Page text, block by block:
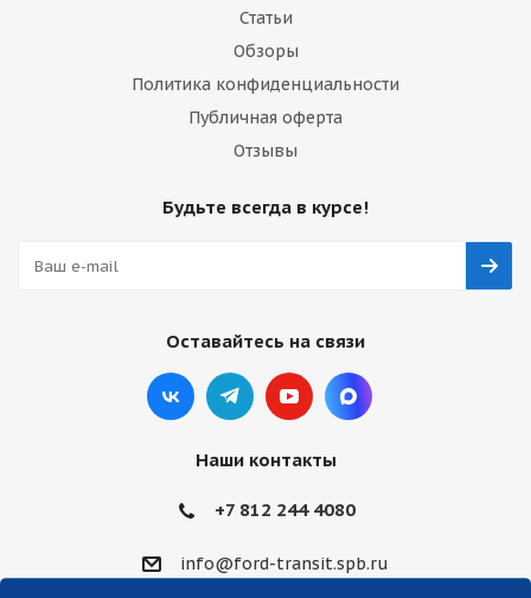
Статьи
Обзоры
Политика конфиденциальности
Публичная оферта
Отзывы
Будьте всегда в курсе!
Оставайтесь на связи
Наши контакты
+7 812 244 4080
info@ford-transit.spb.ru